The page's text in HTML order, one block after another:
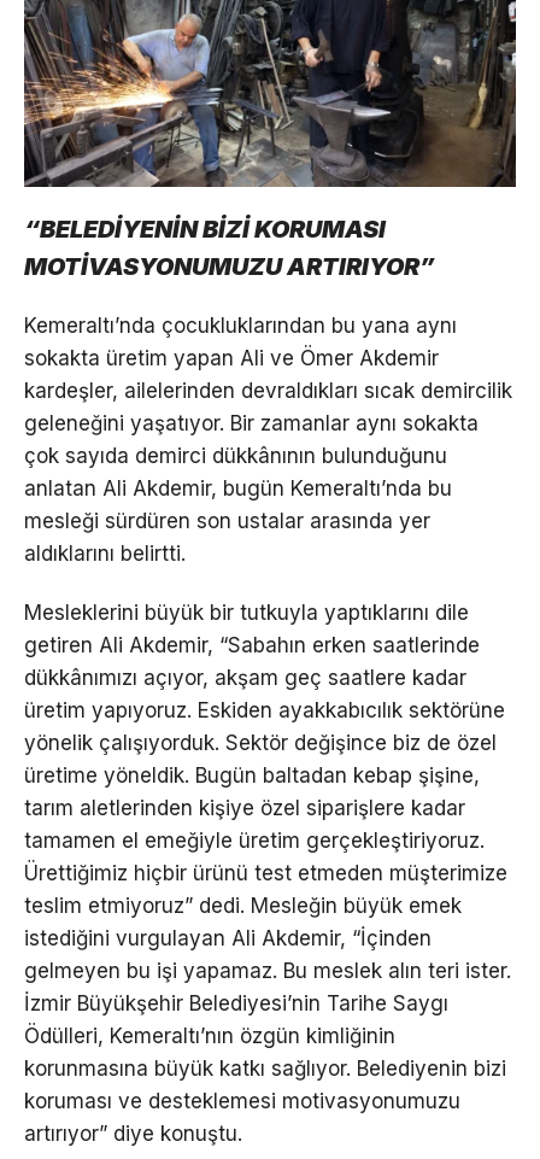
“BELEDİYENİN BİZİ KORUMASI
MOTİVASYONUMUZU ARTIRIYOR”
Kemeraltı’nda çocukluklarından bu yana aynı
sokakta üretim yapan Ali ve Ömer Akdemir
kardeşler, ailelerinden devraldıkları sıcak demircilik
geleneğini yaşatıyor. Bir zamanlar aynı sokakta
çok sayıda demirci dükkânının bulunduğunu
anlatan Ali Akdemir, bugün Kemeraltı’nda bu
mesleği sürdüren son ustalar arasında yer
aldıklarını belirtti.
Mesleklerini büyük bir tutkuyla yaptıklarını dile
getiren Ali Akdemir, “Sabahın erken saatlerinde
dükkânımızı açıyor, akşam geç saatlere kadar
üretim yapıyoruz. Eskiden ayakkabıcılık sektörüne
yönelik çalışıyorduk. Sektör değişince biz de özel
üretime yöneldik. Bugün baltadan kebap şişine,
tarım aletlerinden kişiye özel siparişlere kadar
tamamen el emeğiyle üretim gerçekleştiriyoruz.
Ürettiğimiz hiçbir ürünü test etmeden müşterimize
teslim etmiyoruz” dedi. Mesleğin büyük emek
istediğini vurgulayan Ali Akdemir, “İçinden
gelmeyen bu işi yapamaz. Bu meslek alın teri ister.
İzmir Büyükşehir Belediyesi’nin Tarihe Saygı
Ödülleri, Kemeraltı’nın özgün kimliğinin
korunmasına büyük katkı sağlıyor. Belediyenin bizi
koruması ve desteklemesi motivasyonumuzu
artırıyor” diye konuştu.